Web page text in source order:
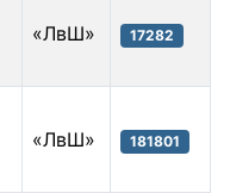
«ЛвШ» 17282
«ЛвШ» 181801